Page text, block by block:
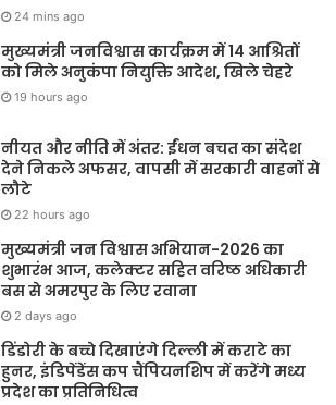
24 mins ago
मुख्यमंत्री जनविश्वास कार्यक्रम में 14 आश्रितों
को मिले अनुकंपा नियुक्ति आदेश, खिले चेहरे
19 hours ago
नीयत और नीति में अंतर: ईंधन बचत का संदेश
देने निकले अफसर, वापसी में सरकारी वाहनों से
लौटे
22 hours ago
मुख्यमंत्री जन विश्वास अभियान-2026 का
शुभारंभ आज, कलेक्टर सहित वरिष्ठ अधिकारी
बस से अमरपुर के लिए रवाना
2 days ago
डिंडोरी के बच्चे दिखाएंगे दिल्ली में कराटे का
हुनर, इंडिपेंडेंस कप चैंपियनशिप में करेंगे मध्य
प्रदेश का प्रतिनिधित्व